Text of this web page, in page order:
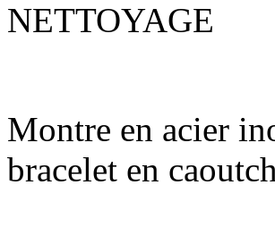
NETTOYAGE
Montre en acier
bracelet en